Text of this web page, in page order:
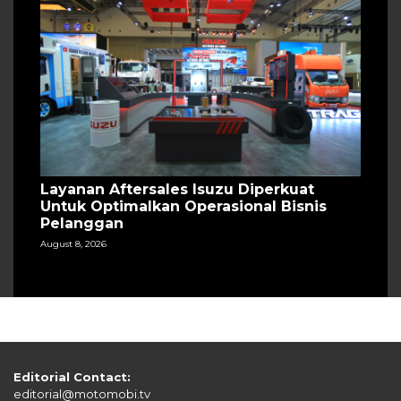
Layanan Aftersales Isuzu Diperkuat
Untuk Optimalkan Operasional Bisnis
Pelanggan
August 8, 2026
Editorial Contact:
editorial@motomobi.tv